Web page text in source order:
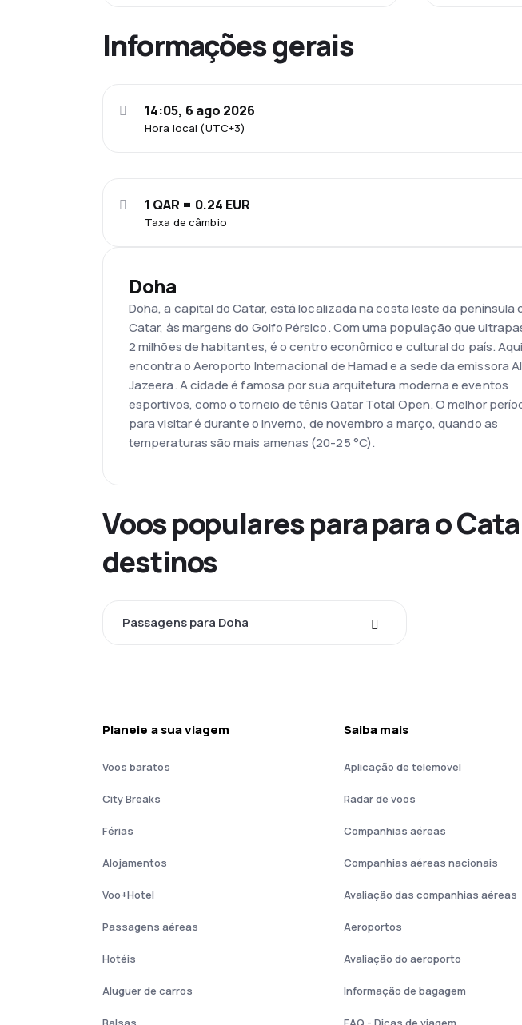
Informações gerais
Hora local (UTC+3)
14:05, 6 ago 2026
Taxa de câmbio
1 QAR = 0.24 EUR
Doha
Doha, a capital do Catar, está localizada na costa leste da península
Catar, às margens do Golfo Pérsico. Com uma população que
2 milhões de habitantes, é o centro econômico e cultural do país.
encontra o Aeroporto Internacional de Hamad e a sede da emissora Al
Jazeera. A cidade é famosa por sua arquitetura moderna e eventos
esportivos, como o torneio de tênis Qatar Total Open. O melhor
para visitar é durante o inverno, de novembro a março, quando as
temperaturas são mais amenas (20-25 °C).
Voos populares para para o
destinos
Passagens para Doha
Planeie a sua viagem
Voos baratos
City Breaks
Férias
Alojamentos
Voo+Hotel
Passagens aéreas
Hotéis
Aluguer de carros
Saiba mais
Aplicação de telemóvel
Radar de voos
Companhias aéreas
Companhias aéreas nacionais
Avaliação das companhias aéreas
Aeroportos
Avaliação do aeroporto
Informação de bagagem